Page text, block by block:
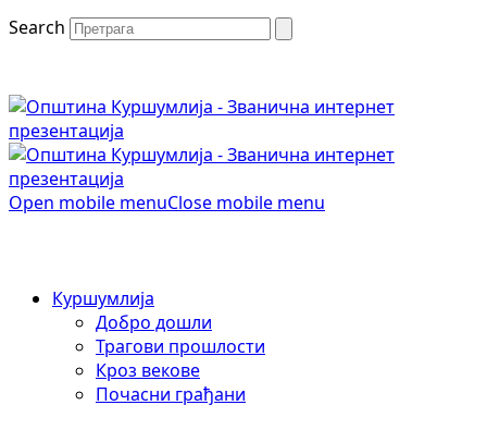
Search
Open mobile menuClose mobile menu
Куршумлија
Добро дошли
Трагови прошлости
Кроз векове
Почасни грађани